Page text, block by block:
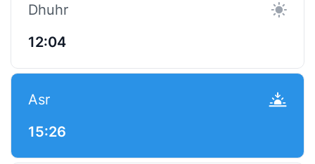
Dhuhr
12:04
Asr
15:26